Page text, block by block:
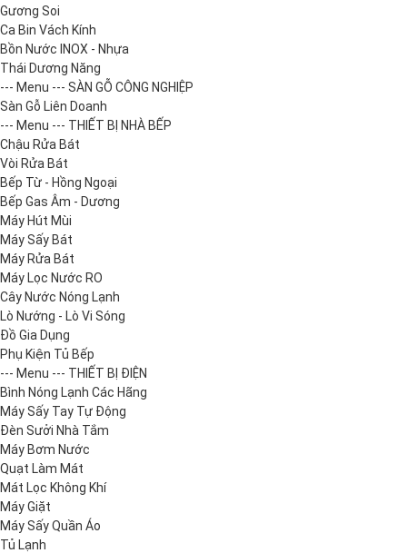
Gương Soi
Ca Bin Vách Kính
Bồn Nước INOX - Nhựa
Thái Dương Năng
--- Menu --- SÀN GỖ CÔNG NGHIỆP
Sàn Gỗ Liên Doanh
--- Menu --- THIẾT BỊ NHÀ BẾP
Chậu Rửa Bát
Vòi Rửa Bát
Bếp Từ - Hồng Ngoại
Bếp Gas Âm - Dương
Máy Hút Mùi
Máy Sấy Bát
Máy Rửa Bát
Máy Lọc Nước RO
Cây Nước Nóng Lạnh
Lò Nướng - Lò Vi Sóng
Đồ Gia Dụng
Phụ Kiện Tủ Bếp
--- Menu --- THIẾT BỊ ĐIỆN
Bình Nóng Lạnh Các Hãng
Máy Sấy Tay Tự Động
Đèn Sưởi Nhà Tắm
Máy Bơm Nước
Quạt Làm Mát
Mát Lọc Không Khí
Máy Giặt
Máy Sấy Quần Áo
Tủ Lạnh